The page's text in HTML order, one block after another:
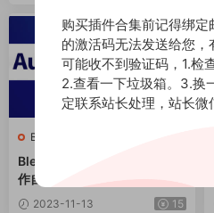
Blender插件
Blender插件 三维人物角色动
作自动绑定 Auto-Rig Pro V3.
68.83 + Quick Rig V1.26.18
2023-11-13 15
购买插件合集前记得绑
的激活码无法发送给您
可能收不到验证码，1.检
2.查看一下垃圾箱。3.换
定联系站长处理，站长